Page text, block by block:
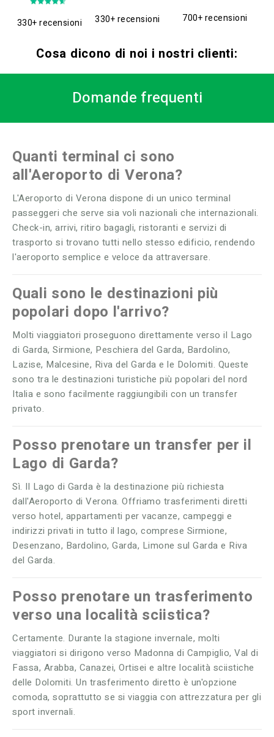
330+ recensioni 330+ recensioni 700+ recensioni
Cosa dicono di noi i nostri clienti:
Domande frequenti
Quanti terminal ci sono
all'Aeroporto di Verona?
L'Aeroporto di Verona dispone di un unico terminal
passeggeri che serve sia voli nazionali che internazionali.
Check-in, arrivi, ritiro bagagli, ristoranti e servizi di
trasporto si trovano tutti nello stesso edificio, rendendo
l'aeroporto semplice e veloce da attraversare.
Quali sono le destinazioni più
popolari dopo l'arrivo?
Molti viaggiatori proseguono direttamente verso il Lago
di Garda, Sirmione, Peschiera del Garda, Bardolino,
Lazise, Malcesine, Riva del Garda e le Dolomiti. Queste
sono tra le destinazioni turistiche più popolari del nord
Italia e sono facilmente raggiungibili con un transfer
privato.
Posso prenotare un transfer per il
Lago di Garda?
Sì. Il Lago di Garda è la destinazione più richiesta
dall'Aeroporto di Verona. Offriamo trasferimenti diretti
verso hotel, appartamenti per vacanze, campeggi e
indirizzi privati in tutto il lago, comprese Sirmione,
Desenzano, Bardolino, Garda, Limone sul Garda e Riva
del Garda.
Posso prenotare un trasferimento
verso una località sciistica?
Certamente. Durante la stagione invernale, molti
viaggiatori si dirigono verso Madonna di Campiglio, Val di
Fassa, Arabba, Canazei, Ortisei e altre località sciistiche
delle Dolomiti. Un trasferimento diretto è un'opzione
comoda, soprattutto se si viaggia con attrezzatura per gli
sport invernali.